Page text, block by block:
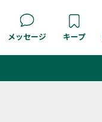
メッセージ キープ